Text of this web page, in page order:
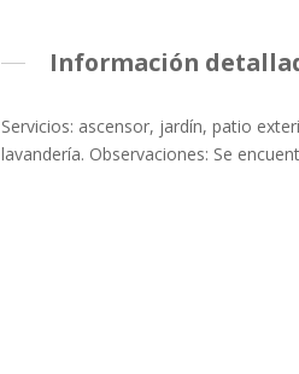
Información
Servicios: ascensor, jardín, patio
lavandería. Observaciones: Se